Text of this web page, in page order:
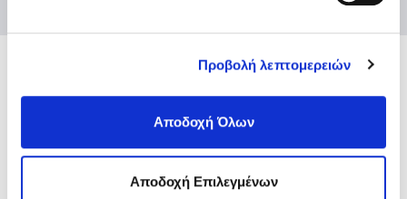
Προβολή λεπτομερειών
Αποδοχή Όλων
Αποδοχή Επιλεγμένων
Επικοινωνία
Emails και τηλέφωνα εξυπηρέτησης